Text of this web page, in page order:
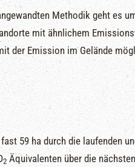
Methodik geht es
mit ähnlichem
der Emission im Gelände
59 ha durch die laufenden
2 Äquivalenten über die